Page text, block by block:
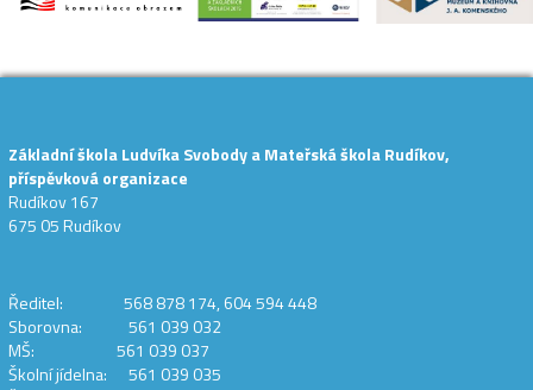
Základní škola Ludvíka Svobody a Mateřská škola Rudíkov,
příspěvková organizace
Rudíkov 167
675 05 Rudíkov
Ředitel: 568 878 174, 604 594 448
Sborovna: 561 039 032
MŠ: 561 039 037
Školní jídelna: 561 039 035